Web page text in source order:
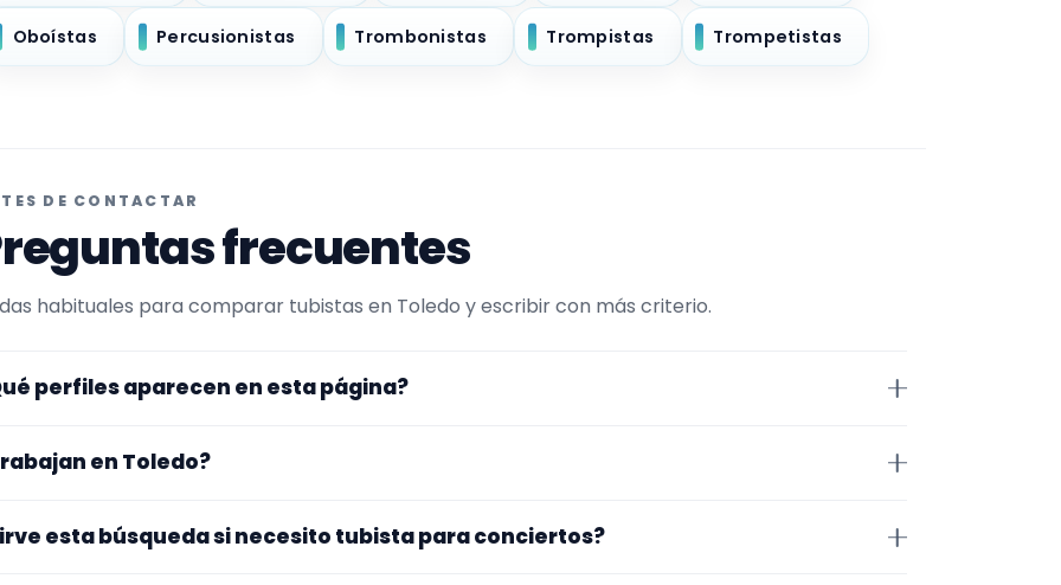
Oboístas Percusionistas Trombonistas Trompistas Trompetistas
DE CONTACTAR
frecuentes
habituales para comparar tubistas en Toledo y escribir con más criterio.
perfiles aparecen en esta página?
experiencia o disponibilidad para conciertos. Además, la página se centra en perfiles
en Toledo?
lugar exacto, fechas, desplazamiento y disponibilidad antes de cerrar nada.
esta búsqueda si necesito tubista para conciertos?